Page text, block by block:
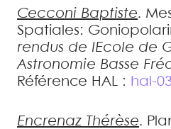
Cecconi Baptiste.
Spatiales:
rendus de lEcole de
Astronomie Basse
Référence HAL : hal-
Encrenaz Thérèse.